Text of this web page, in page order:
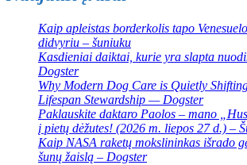
Kaip apleistas borderkolis tapo
didvyriu – šuniuku
Kasdieniai daiktai, kurie yra slapta
Dogster
Why Modern Dog Care is Quietly
Lifespan Stewardship — Dogster
Paklauskite daktaro Paolos – mano
į pietų dėžutes! (2026 m. liepos 27 d.) –
Kaip NASA raketų mokslininkas išrado
šunų žaislą – Dogster